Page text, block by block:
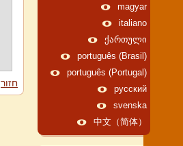
חזור
magyar
italiano
ქართული
português (Brasil)
português (Portugal)
русский
svenska
中文（简体）